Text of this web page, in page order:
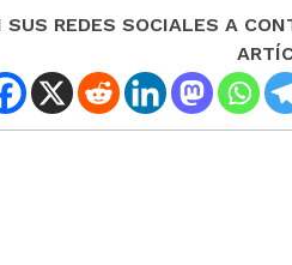
SUS REDES SOCIALES A